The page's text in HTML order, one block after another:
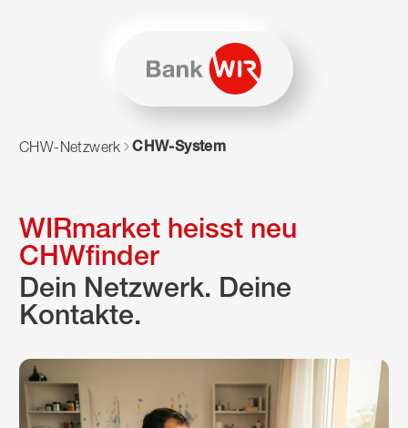
Zum Navigieren dieser Seite wird JavaScript benötigt.
CHW-Netzwerk CHW-System
WIRmarket heisst neu
CHWfinder
Dein Netzwerk. Deine
Kontakte.